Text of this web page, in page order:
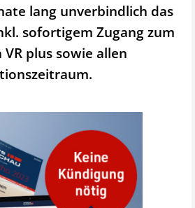
lang unverbindlich das
sofortigem Zugang zum
plus sowie allen